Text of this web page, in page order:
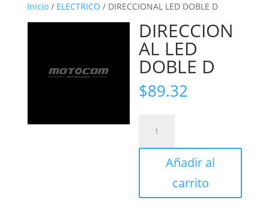
Inicio/ ELECTRICO / DIRECCIONAL LED DOBLE D
DIRECCION
AL LED
DOBLE D
$89.32
DOBLE
Añadir al
carrito